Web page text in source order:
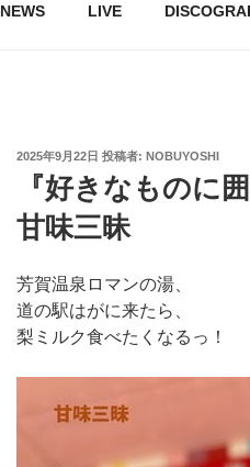
NEWS LIVE
投
2025年9月22日 投稿者: NOBUYOSHI
『好きなものに
甘味三昧
芳賀温泉ロマンの湯、
道の駅はがに来たら、
梨ミルク食べたくなるっ！